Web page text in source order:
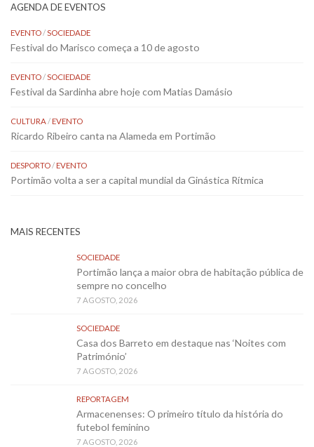
AGENDA DE EVENTOS
EVENTO/SOCIEDADE
Festival do Marisco começa a 10 de agosto
EVENTO/SOCIEDADE
Festival da Sardinha abre hoje com Matias Damásio
CULTURA/EVENTO
Ricardo Ribeiro canta na Alameda em Portimão
DESPORTO/EVENTO
Portimão volta a ser a capital mundial da Ginástica Rítmica
MAIS RECENTES
SOCIEDADE
Portimão lança a maior obra de habitação pública de
sempre no concelho
7 AGOSTO, 2026
SOCIEDADE
Casa dos Barreto em destaque nas ‘Noites com
Património’
7 AGOSTO, 2026
REPORTAGEM
Armacenenses: O primeiro título da história do
futebol feminino
7 AGOSTO, 2026